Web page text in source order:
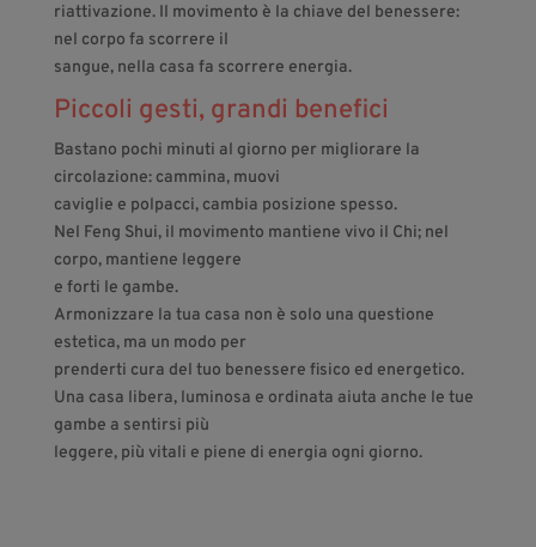
riattivazione. Il movimento è la chiave del benessere:
nel corpo fa scorrere il
sangue, nella casa fa scorrere energia.
Piccoli gesti, grandi benefici
Bastano pochi minuti al giorno per migliorare la
circolazione: cammina, muovi
caviglie e polpacci, cambia posizione spesso.
Nel Feng Shui, il movimento mantiene vivo il Chi; nel
corpo, mantiene leggere
e forti le gambe.
Armonizzare la tua casa non è solo una questione
estetica, ma un modo per
prenderti cura del tuo benessere fisico ed energetico.
Una casa libera, luminosa e ordinata aiuta anche le tue
gambe a sentirsi più
leggere, più vitali e piene di energia ogni giorno.